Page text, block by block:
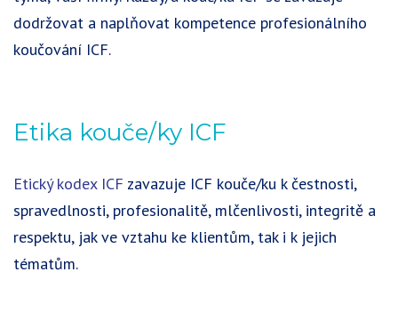
dodržovat a naplňovat kompetence profesionálního
koučování ICF.
Etika kouče/ky ICF
Etický kodex ICF zavazuje ICF kouče/ku k čestnosti,
spravedlnosti, profesionalitě, mlčenlivosti, integritě a
respektu, jak ve vztahu ke klientům, tak i k jejich
tématům.